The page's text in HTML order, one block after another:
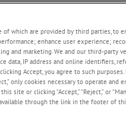
les plus couramment
important dans le câblage
un haut degré de pureté du
le cuivre est utilisé pour une
les tuyaux de plomberie, les
monnaie. La surveillance de la
le four de raffinage.
of which are provided by third parties, to
enhance user experience;
and marketing. We and our third-party
data, IP address and online identifiers,
Accept, you agree to such
only cookies necessary to operate and
site or clicking “Accept,” “Reject,” or
through the link in the footer of